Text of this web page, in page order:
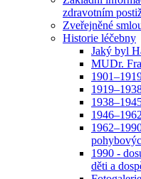
zdravotním
Zveřejněné
Historie léčebny
Jaký byl
MUDr.
1990 -
děti a